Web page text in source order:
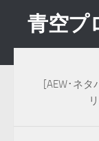
青空プ
[AEW･ネタ